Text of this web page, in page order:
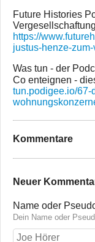
Future Histories
https://
justus-henze-
Was tun - der
Co enteignen -
tun.podigee.io/67-
Kommentare
Neuer
Name oder
Dein Name oder